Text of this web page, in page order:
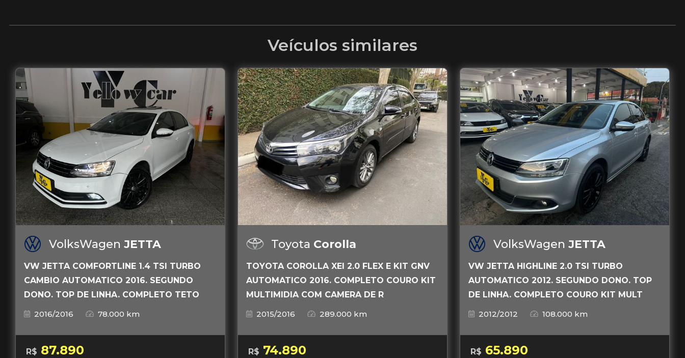
Veículos similares
VolksWagen JETTA
VW JETTA COMFORTLINE 1.4 TSI TURBO
CAMBIO AUTOMATICO 2016. SEGUNDO
DONO. TOP DE LINHA. COMPLETO TETO
2016/2016
78.000 km
R$ 87.890
Toyota Corolla
TOYOTA COROLLA XEI 2.0 FLEX E KIT GNV
AUTOMATICO 2016. COMPLETO COURO KIT
MULTIMIDIA COM CAMERA DE R
2015/2016
289.000 km
R$ 74.890
VolksWagen JETTA
VW JETTA HIGHLINE 2.0 TSI TURBO
AUTOMATICO 2012. SEGUNDO DONO. TOP
DE LINHA. COMPLETO COURO KIT MULT
2012/2012
108.000 km
R$ 65.890